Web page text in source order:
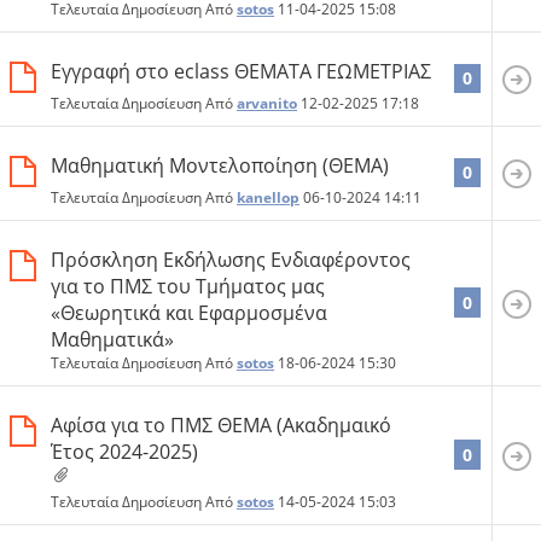
Τελευταία Δημοσίευση Απόsotos 11-04-2025 15:08
Εγγραφή στο eclass ΘΕΜΑΤΑ ΓΕΩΜΕΤΡΙΑΣ
Τελευταία Δημοσίευση Απόarvanito 12-02-2025 17:18
0
Μαθηματική Μοντελοποίηση (ΘΕΜΑ)
Τελευταία Δημοσίευση Από kanellop 06-10-2024 14:11
0
Πρόσκληση Εκδήλωσης Ενδιαφέροντος
για το ΠΜΣ του Τμήματος μας
«Θεωρητικά και Εφαρμοσμένα
Μαθηματικά»
Τελευταία Δημοσίευση Απόsotos 18-06-2024 15:30
0
Αφίσα για το ΠΜΣ ΘΕΜΑ (Ακαδημαικό
Έτος 2024-2025)
Τελευταία Δημοσίευση Απόsotos 14-05-2024 15:03
0